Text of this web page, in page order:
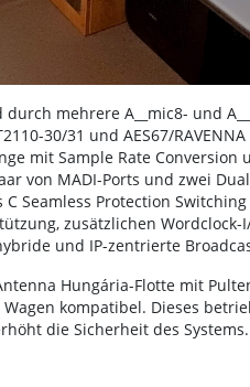
mehrere A__mic8- und
30/31 und AES67/
mit Sample Rate Conversion
von MADI-Ports und zwei
C Seamless Protection
zusätzlichen
und IP-zentrierte
Hungária-Flotte mit
kompatibel. Dieses
die Sicherheit des Systems.